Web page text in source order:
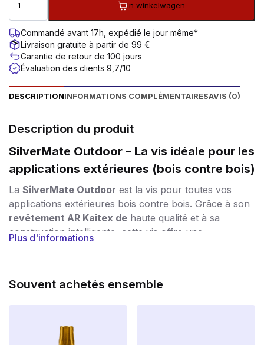
In winkelwagen
Commandé avant 17h, expédié le jour même*
Livraison gratuite à partir de 99 €
Garantie de retour de 100 jours
Évaluation des clients 9,7/10
DESCRIPTIONINFORMATIONS COMPLÉMENTAIRESAVIS (0)
Description du produit
SilverMate Outdoor – La vis idéale pour les
applications extérieures (bois contre bois)
La SilverMate Outdoor est la vis pour toutes vos
applications extérieures bois contre bois. Grâce à son
revêtement AR Kaitex de haute qualité et à sa
construction intelligente, cette vis offre une
Protection contre le vent et les intempéries
. La vis résiste ainsi à la pluie, à l’humidité et au gel,
Plus d'informations
Souvent achetés ensemble